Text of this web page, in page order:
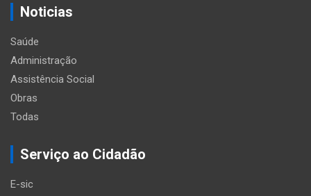
Noticias
Saúde
Administração
Assistência Social
Obras
Todas
Serviço ao Cidadão
E-sic